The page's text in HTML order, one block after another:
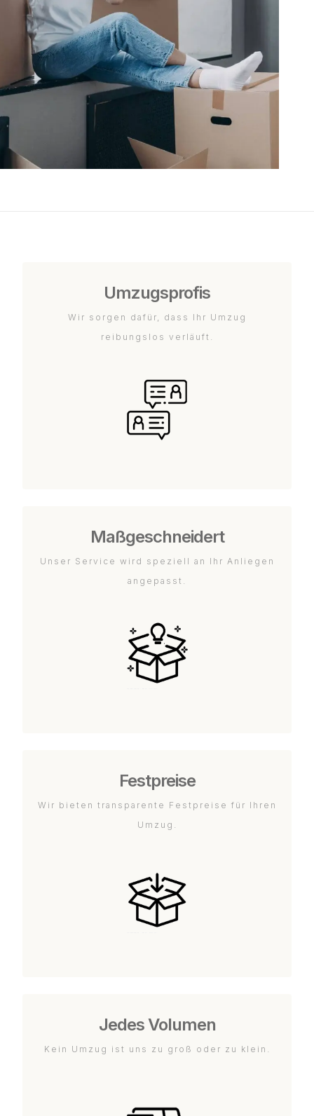
Umzugsprofis
Wir sorgen dafür, dass Ihr Umzug
reibungslos verläuft.
Maßgeschneidert
Unser Service wird speziell an Ihr Anliegen
angepasst.
Festpreise
Wir bieten transparente Festpreise für Ihren
Umzug.
Jedes Volumen
Kein Umzug ist uns zu groß oder zu klein.